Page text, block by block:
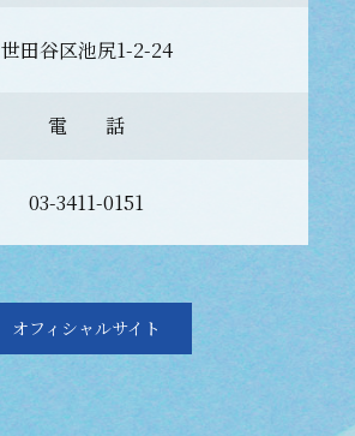
世田谷区池尻1-2-24
電 話
03-3411-0151
オフィシャルサイト